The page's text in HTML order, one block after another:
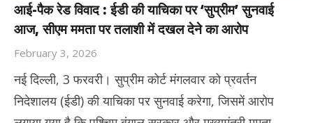
आई-पैक रेड विवाद : ईडी की याचिका पर ‘सुप्रीम’ सुनवाई
आज, सीएम ममता पर तलाशी में दखल देने का आरोप
February 3, 2026
नई दिल्ली, 3 फरवरी। सुप्रीम कोर्ट मंगलवार को प्रवर्तन
निदेशालय (ईडी) की याचिका पर सुनवाई करेगा, जिसमें आरोप